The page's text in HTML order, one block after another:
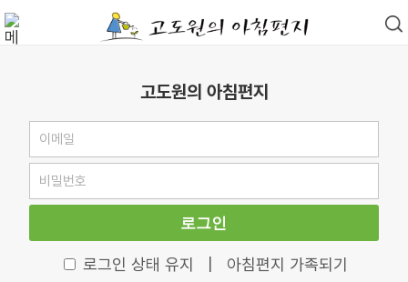
고도원의 아침편지
로그인
로그인 상태 유지 아침편지 가족되기